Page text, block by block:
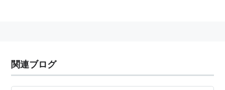
ペほか。
ホメロス オデュッセイア〈上〉
関連ブログ